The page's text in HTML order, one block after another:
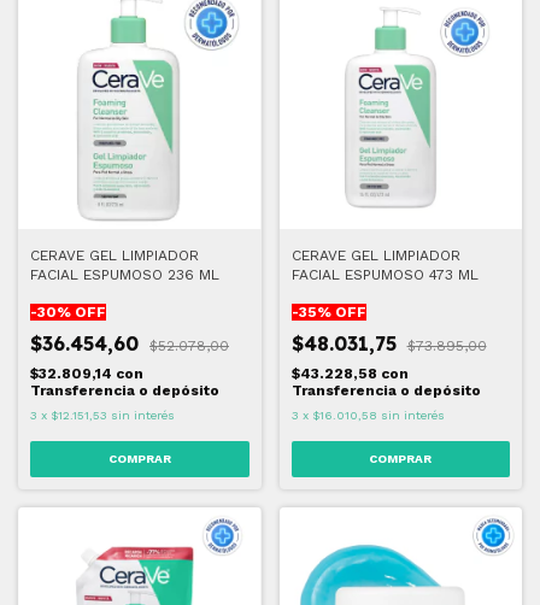
CERAVE GEL LIMPIADOR
FACIAL ESPUMOSO 236 ML
-30% OFF
$36.454,60
$52.078,00
$32.809,14 con
Transferencia o depósito
3 x $12.151,53 sin interés
CERAVE GEL LIMPIADOR
FACIAL ESPUMOSO 473 ML
-35% OFF
$48.031,75
$73.895,00
$43.228,58 con
Transferencia o depósito
3 x $16.010,58 sin interés